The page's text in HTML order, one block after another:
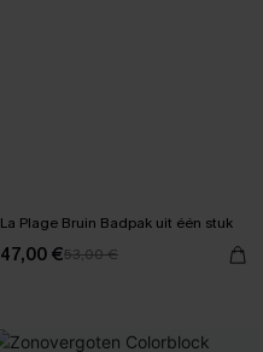
La Plage Bruin Badpak uit één stuk
47,00 €53,00 €